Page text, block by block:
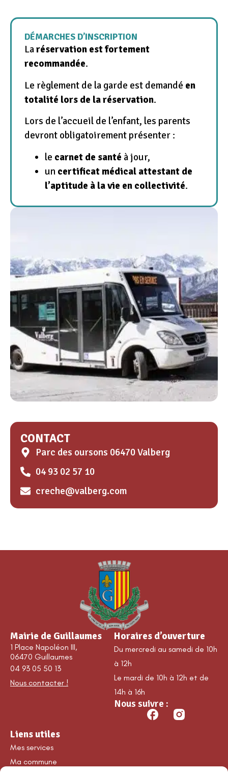
DÉMARCHES D’INSCRIPTION
Laréservation est fortement
recommandée.
Le règlement de la garde est demandé en
totalité lors de la réservation.
Lors de l’accueil de l’enfant, les parents
devront obligatoirement présenter :
le carnet de santé à jour,
un certificat médical attestant de
l’aptitude à la vie en collectivité.
CONTACT
Parc des oursons 06470 Valberg
04 93 02 57 10
creche@valberg.com
Mairie de Guillaumes
1 Place Napoléon III,
06470 Guillaumes
04 93 05 50 13
Nous contacter !
Horaires d’ouverture
Du mercredi au samedi de 10h
à 12h
Le mardi de 10h à 12h et de
14h à 16h
Nous suivre :
Liens utiles
Mes services
Ma commune